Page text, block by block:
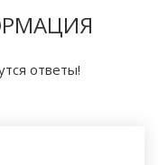
ответы!